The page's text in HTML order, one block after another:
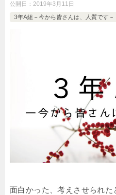
公開日： 2019年3月11日
3年A組－今から皆さんは、人質です－
面白かった、考えさせられた